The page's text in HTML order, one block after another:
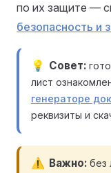
по их защите —
безопасность и
Совет
лист
генераторе
реквизиты и
Важно без